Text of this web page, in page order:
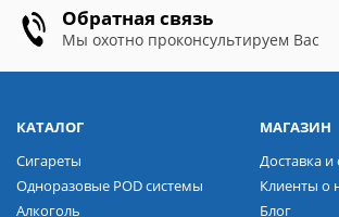
Обратная связь
Мы охотно проконсультируем Вас
КАТАЛОГ
Сигареты
Одноразовые POD системы
Алкоголь
МАГАЗИН
Доставка и
Клиенты о
Блог